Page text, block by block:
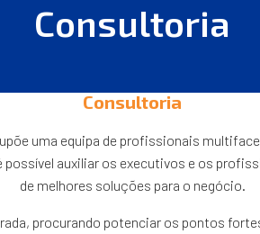
Consultoria
Consultoria
uma equipa de profissionais
auxiliar os executivos e os
de melhores soluções para o negócio.
procurando potenciar os pontos